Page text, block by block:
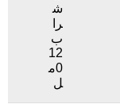
ش
را
ب
12
0م
ل